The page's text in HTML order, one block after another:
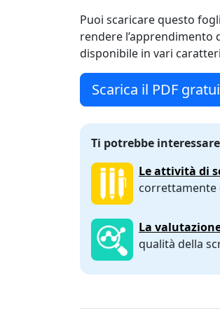
Puoi scaricare questo
rendere l’apprendimento
disponibile in vari
Scarica il PDF
Ti potrebbe
Le attività di
correttamente
La
qualità della